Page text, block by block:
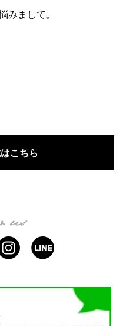
みまして。
こちら